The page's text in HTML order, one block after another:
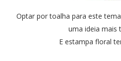
Optar por toalha para este
uma ideia mais
E estampa floral